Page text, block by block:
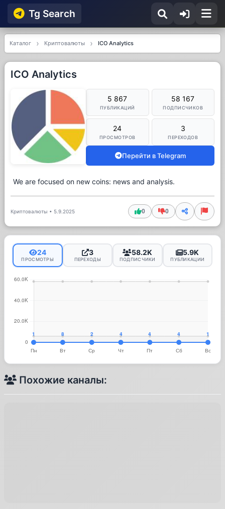
Tg Searсh
Каталог Криптовалюты ICO Analytics
ICO Analytics
5 867
ПУБЛИКАЦИЙ
58 167
ПОДПИСЧИКОВ
24
ПРОСМОТРОВ
3
ПЕРЕХОДОВ
Перейти в Telegram
We are focused on new coins: news and analysis.
Криптовалюты • 5.9.2025 0 0
24
ПРОСМОТРЫ
3
ПЕРЕХОДЫ
58.2K
ПОДПИСЧИКИ
5.9K
ПУБЛИКАЦИИ
Похожие каналы: